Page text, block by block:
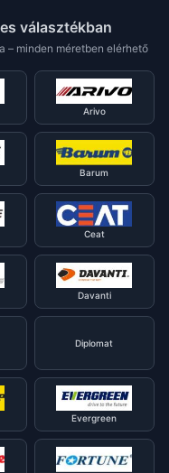
választékban
– minden méretben elérhető
Arivo
Barum
Ceat
Davanti
Diplomat
Evergreen